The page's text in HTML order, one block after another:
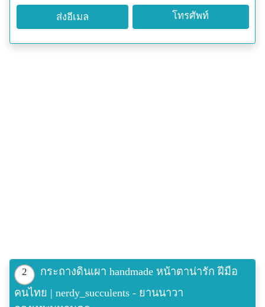
Instagram : nerdy_succulents
Facebook : nerdysucculents
ส่งอีเมล โทรศัพท์
2
กระถางดินเผา handmade หน้าตาน่ารัก ฝีมือ
คนไทย | nerdy_succulents - ยานนาวา